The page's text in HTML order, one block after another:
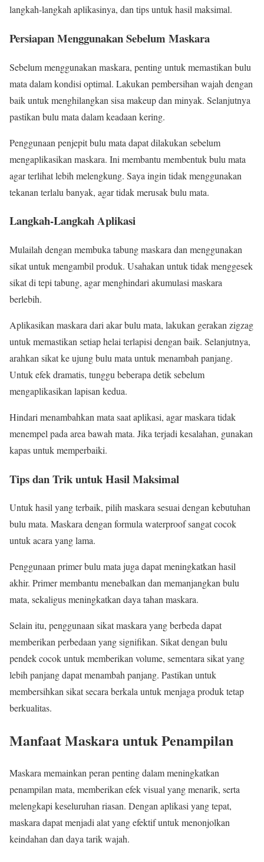
langkah-langkah aplikasinya, dan tips untuk hasil maksimal.
Persiapan Menggunakan Sebelum Maskara
Sebelum menggunakan maskara, penting untuk memastikan bulu
mata dalam kondisi optimal. Lakukan pembersihan wajah dengan
baik untuk menghilangkan sisa makeup dan minyak. Selanjutnya
pastikan bulu mata dalam keadaan kering.
Penggunaan penjepit bulu mata dapat dilakukan sebelum
mengaplikasikan maskara. Ini membantu membentuk bulu mata
agar terlihat lebih melengkung. Saya ingin tidak menggunakan
tekanan terlalu banyak, agar tidak merusak bulu mata.
Langkah-Langkah Aplikasi
Mulailah dengan membuka tabung maskara dan menggunakan
sikat untuk mengambil produk. Usahakan untuk tidak menggesek
sikat di tepi tabung, agar menghindari akumulasi maskara
berlebih.
Aplikasikan maskara dari akar bulu mata, lakukan gerakan zigzag
untuk memastikan setiap helai terlapisi dengan baik. Selanjutnya,
arahkan sikat ke ujung bulu mata untuk menambah panjang.
Untuk efek dramatis, tunggu beberapa detik sebelum
mengaplikasikan lapisan kedua.
Hindari menambahkan mata saat aplikasi, agar maskara tidak
menempel pada area bawah mata. Jika terjadi kesalahan, gunakan
kapas untuk memperbaiki.
Tips dan Trik untuk Hasil Maksimal
Untuk hasil yang terbaik, pilih maskara sesuai dengan kebutuhan
bulu mata. Maskara dengan formula waterproof sangat cocok
untuk acara yang lama.
Penggunaan primer bulu mata juga dapat meningkatkan hasil
akhir. Primer membantu menebalkan dan memanjangkan bulu
mata, sekaligus meningkatkan daya tahan maskara.
Selain itu, penggunaan sikat maskara yang berbeda dapat
memberikan perbedaan yang signifikan. Sikat dengan bulu
pendek cocok untuk memberikan volume, sementara sikat yang
lebih panjang dapat menambah panjang. Pastikan untuk
membersihkan sikat secara berkala untuk menjaga produk tetap
berkualitas.
Manfaat Maskara untuk Penampilan
Maskara memainkan peran penting dalam meningkatkan
penampilan mata, memberikan efek visual yang menarik, serta
melengkapi keseluruhan riasan. Dengan aplikasi yang tepat,
maskara dapat menjadi alat yang efektif untuk menonjolkan
keindahan dan daya tarik wajah.